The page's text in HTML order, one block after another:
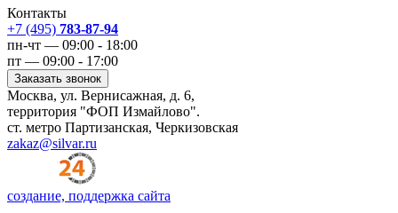
Контакты
+7 (495) 783-87-94
пн-чт — 09:00 - 18:00
пт — 09:00 - 17:00
Заказать звонок
Москва, ул. Вернисажная, д. 6,
территория "ФОП Измайлово".
ст. метро Партизанская, Черкизовская
zakaz@silvar.ru
создание, поддержка сайта